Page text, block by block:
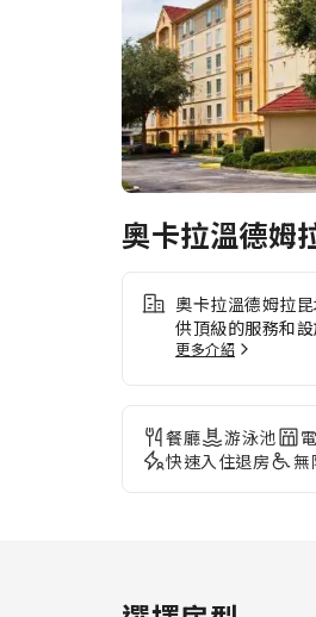
奧卡拉溫德姆
奧卡拉溫德姆拉
供頂級的服務和
受到最舒適的住宿
期間可以保持聯
供免費停車場。
等接待服務，以
在 奧卡拉溫德姆
提供的洗衣服務
更多介紹
餐廳 游泳池
快速入住退房
無